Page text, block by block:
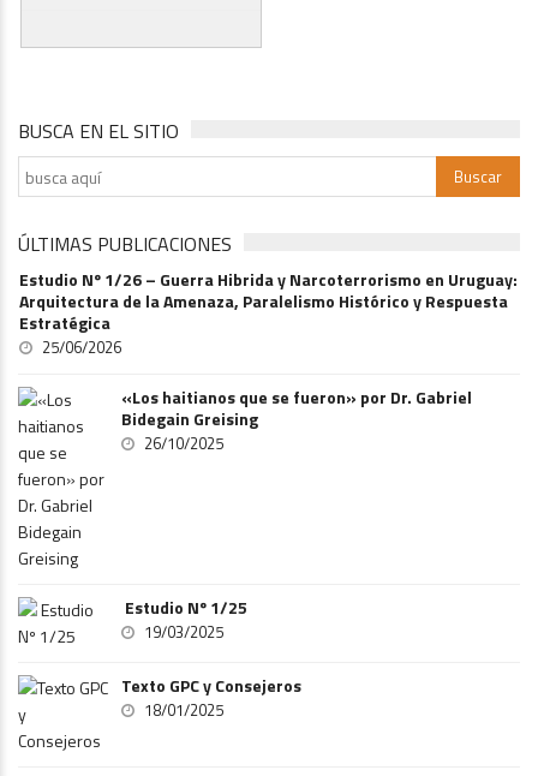
BUSCA EN EL SITIO
ÚLTIMAS PUBLICACIONES
Estudio Nº 1/26 – Guerra Hibrida y Narcoterrorismo en Uruguay:
Arquitectura de la Amenaza, Paralelismo Histórico y Respuesta
Estratégica
25/06/2026
«Los haitianos que se fueron» por Dr. Gabriel
Bidegain Greising
26/10/2025
Estudio Nº 1/25
19/03/2025
Texto GPC y Consejeros
18/01/2025